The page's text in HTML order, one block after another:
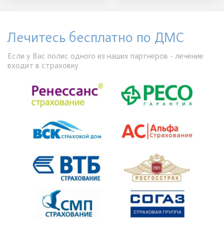
Лечитесь бесплатно по ДМС
Если у Вас полис одного из наших партнеров - лечение
входит в страховку